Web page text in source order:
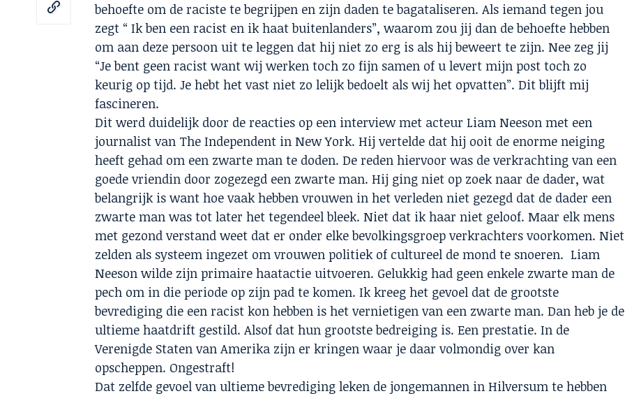
behoefte om de raciste te begrijpen en zijn daden te bagataliseren. Als iemand tegen jou
zegt “ Ik ben een racist en ik haat buitenlanders”, waarom zou jij dan de behoefte hebben
om aan deze persoon uit te leggen dat hij niet zo erg is als hij beweert te zijn. Nee zeg jij
“Je bent geen racist want wij werken toch zo fijn samen of u levert mijn post toch zo
keurig op tijd. Je hebt het vast niet zo lelijk bedoelt als wij het opvatten”. Dit blijft mij
fascineren.
Dit werd duidelijk door de reacties op een interview met acteur Liam Neeson met een
journalist van The Independent in New York. Hij vertelde dat hij ooit de enorme neiging
heeft gehad om een zwarte man te doden. De reden hiervoor was de verkrachting van een
goede vriendin door zogezegd een zwarte man. Hij ging niet op zoek naar de dader, wat
belangrijk is want hoe vaak hebben vrouwen in het verleden niet gezegd dat de dader een
zwarte man was tot later het tegendeel bleek. Niet dat ik haar niet geloof. Maar elk mens
met gezond verstand weet dat er onder elke bevolkingsgroep verkrachters voorkomen. Niet
zelden als systeem ingezet om vrouwen politiek of cultureel de mond te snoeren. Liam
Neeson wilde zijn primaire haatactie uitvoeren. Gelukkig had geen enkele zwarte man de
pech om in die periode op zijn pad te komen. Ik kreeg het gevoel dat de grootste
bevrediging die een racist kon hebben is het vernietigen van een zwarte man. Dan heb je de
ultieme haatdrift gestild. Alsof dat hun grootste bedreiging is. Een prestatie. In de
Verenigde Staten van Amerika zijn er kringen waar je daar volmondig over kan
opscheppen. Ongestraft!
Dat zelfde gevoel van ultieme bevrediging leken de jongemannen in Hilversum te hebben